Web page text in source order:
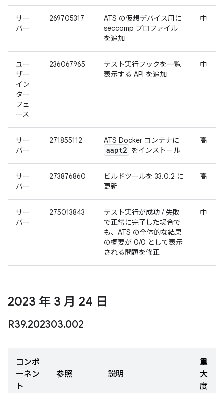
サー
バー
269705317
ATS の仮想デバイス用に
seccomp プロファイル
を追加
中
ユー
ザー
イン
ター
フェ
ース
236067965
テスト実行フックを一覧
表示する API を追加
中
サー
バー
271855112 ATS Docker コンテナに
aapt2 をインストール
高
サー
バー
273876860
ビルドツールを 33.0.2 に
更新
高
サー
バー
275013843
テスト実行が成功 / 失敗
で正常に完了した場合で
も、ATS の全体的な結果
の概要が 0/0 として表示
される問題を修正
中
2023 年 3 月 24 日
R39.202303.002
コンポ
ーネン
ト
参照 説明
重
大
度